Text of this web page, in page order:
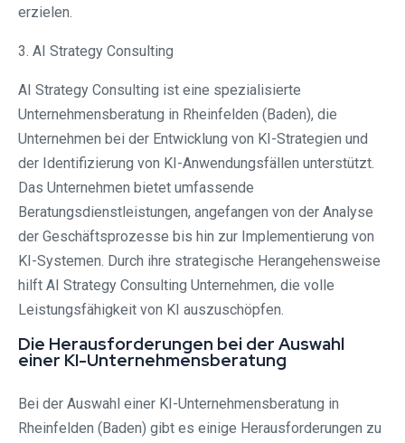
erzielen.
3. AI Strategy Consulting
AI Strategy Consulting ist eine spezialisierte
Unternehmensberatung in Rheinfelden (Baden), die
Unternehmen bei der Entwicklung von KI-Strategien und
der Identifizierung von KI-Anwendungsfällen unterstützt.
Das Unternehmen bietet umfassende
Beratungsdienstleistungen, angefangen von der Analyse
der Geschäftsprozesse bis hin zur Implementierung von
KI-Systemen. Durch ihre strategische Herangehensweise
hilft AI Strategy Consulting Unternehmen, die volle
Leistungsfähigkeit von KI auszuschöpfen.
Die Herausforderungen bei der Auswahl
einer KI-Unternehmensberatung
Bei der Auswahl einer KI-Unternehmensberatung in
Rheinfelden (Baden) gibt es einige Herausforderungen zu